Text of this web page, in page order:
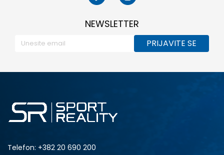
NEWSLETTER
PRIJAVITE SE
Telefon: +382 20 690 200